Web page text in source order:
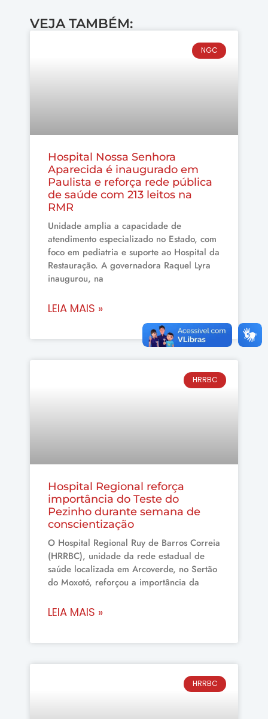
VEJA TAMBÉM:
NGC
Hospital Nossa Senhora
Aparecida é inaugurado em
Paulista e reforça rede pública
de saúde com 213 leitos na
RMR
Unidade amplia a capacidade de
atendimento especializado no Estado, com
foco em pediatria e suporte ao Hospital da
Restauração. A governadora Raquel Lyra
inaugurou, na
LEIA MAIS »
HRRBC
Hospital Regional reforça
importância do Teste do
Pezinho durante semana de
conscientização
O Hospital Regional Ruy de Barros Correia
(HRRBC), unidade da rede estadual de
saúde localizada em Arcoverde, no Sertão
do Moxotó, reforçou a importância da
LEIA MAIS »
HRRBC